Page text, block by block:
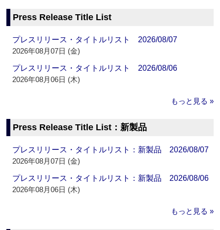
Press Release Title List
プレスリリース・タイトルリスト 2026/08/07
2026年08月07日 (金)
プレスリリース・タイトルリスト 2026/08/06
2026年08月06日 (木)
もっと見る »
Press Release Title List：新製品
プレスリリース・タイトルリスト：新製品 2026/08/07
2026年08月07日 (金)
プレスリリース・タイトルリスト：新製品 2026/08/06
2026年08月06日 (木)
もっと見る »